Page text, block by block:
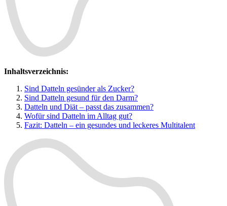
Inhaltsverzeichnis:
Sind Datteln gesünder als Zucker?
Sind Datteln gesund für den Darm?
Datteln und Diät – passt das zusammen?
Wofür sind Datteln im Alltag gut?
Fazit: Datteln – ein gesundes und leckeres Multitalent